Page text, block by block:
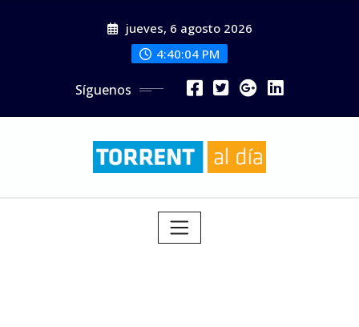
jueves, 6 agosto 2026
4:40:05 PM
Síguenos